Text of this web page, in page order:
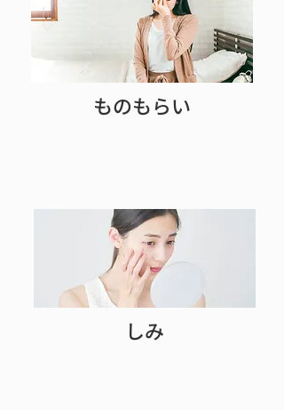
ものもらい
しみ